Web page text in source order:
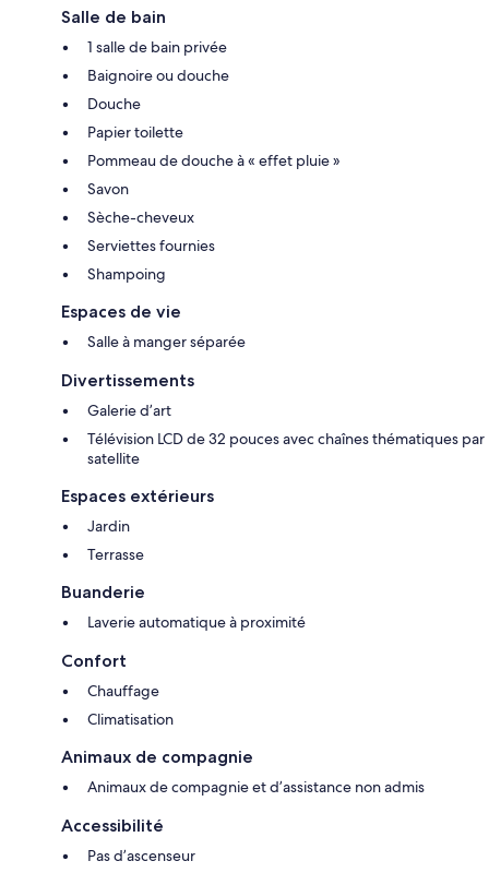
Salle de bain
1 salle de bain privée
Baignoire ou douche
Douche
Papier toilette
Pommeau de douche à « effet pluie »
Savon
Sèche-cheveux
Serviettes fournies
Shampoing
Espaces de vie
Salle à manger séparée
Divertissements
Galerie d’art
Télévision LCD de 32 pouces avec chaînes thématiques par
satellite
Espaces extérieurs
Jardin
Terrasse
Buanderie
Laverie automatique à proximité
Confort
Chauffage
Climatisation
Animaux de compagnie
Animaux de compagnie et d’assistance non admis
Accessibilité
Pas d’ascenseur